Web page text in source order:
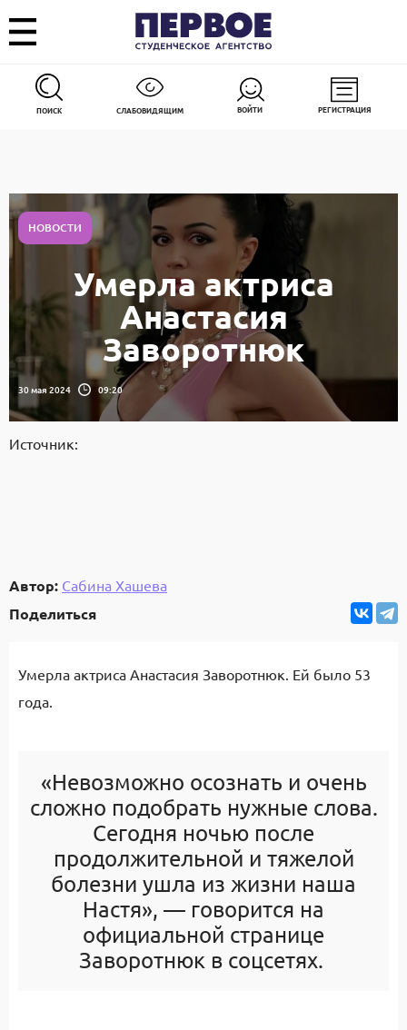
ПОИСК СЛАБОВИДЯЩИМ ВОЙТИ РЕГИСТРАЦИЯ
НОВОСТИ
Умерла актриса
Анастасия
Заворотнюк
30 мая 2024 09:20
Источник:
Автор: Сабина Хашева
Поделиться
Умерла актриса Анастасия Заворотнюк. Ей было 53
года.
«Невозможно осознать и очень
сложно подобрать нужные слова.
Сегодня ночью после
продолжительной и тяжелой
болезни ушла из жизни наша
Настя», — говорится на
официальной странице
Заворотнюк в соцсетях.